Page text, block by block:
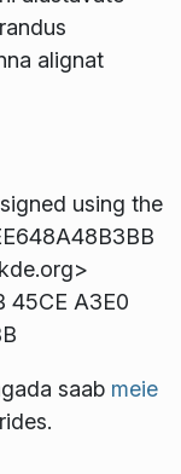
alignat
using the
45CE A3E0
saab meie